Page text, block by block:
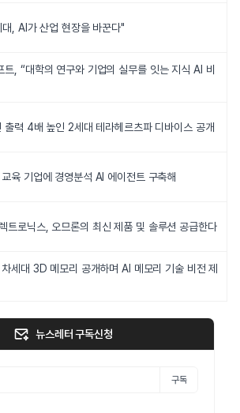
, AI가 산업 현장을 바꾼다"
트, “대학의 연구와 기업의 실무를 잇는 지식 AI 비
출력 4배 높인 2세대 테라헤르츠파 디바이스 공개
육 기업에 경영분석 AI 에이전트 구축해
트로닉스, 오므론의 최신 제품 및 솔루션 공급한다
세대 3D 메모리 공개하며 AI 메모리 기술 비전 제
뉴스레터 구독신청
구독